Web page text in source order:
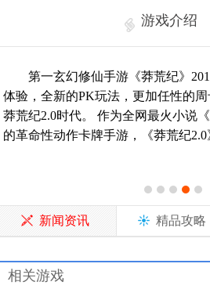
游戏介绍
第一玄幻修仙手游《莽荒纪》
体验，全新的PK玩法，更加任性的
莽荒纪2.0时代。 作为全网最火小说
的革命性动作卡牌手游，《莽荒纪
新闻资讯 精品攻略
相关游戏